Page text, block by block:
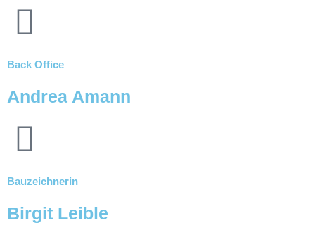
Back Office
Andrea Amann
Bauzeichnerin
Birgit Leible